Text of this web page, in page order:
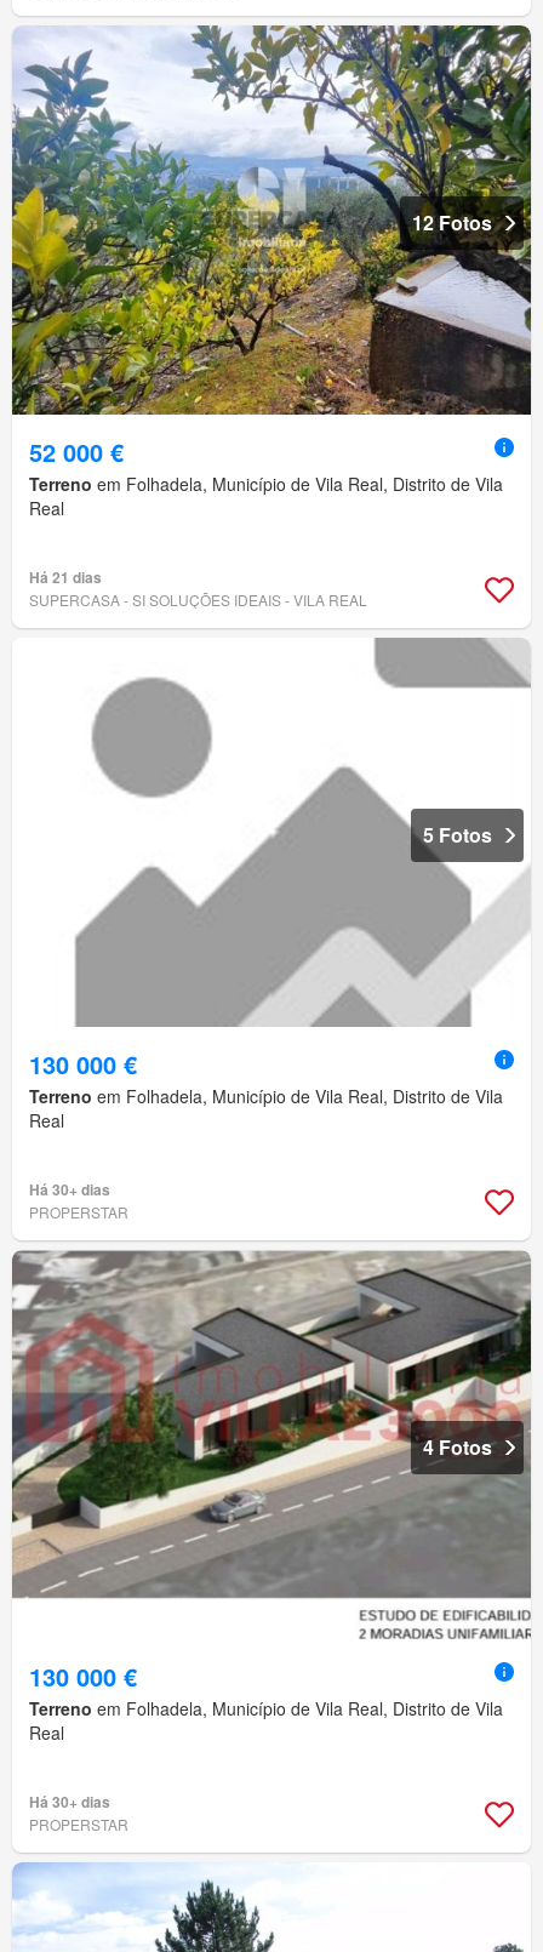
12 Fotos
52 000 €
Terreno em Folhadela, Município de Vila Real, Distrito de Vila
Real
Há 21 dias
SUPERCASA - SI SOLUÇÕES IDEAIS - VILA REAL
5 Fotos
130 000 €
Terreno em Folhadela, Município de Vila Real, Distrito de Vila
Real
Há 30+ dias
PROPERSTAR
4 Fotos
130 000 €
Terreno em Folhadela, Município de Vila Real, Distrito de Vila
Real
Há 30+ dias
PROPERSTAR